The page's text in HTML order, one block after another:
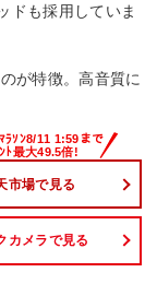
ドも採用していま
が特徴。高音質に
市場で見る
カメラで見る